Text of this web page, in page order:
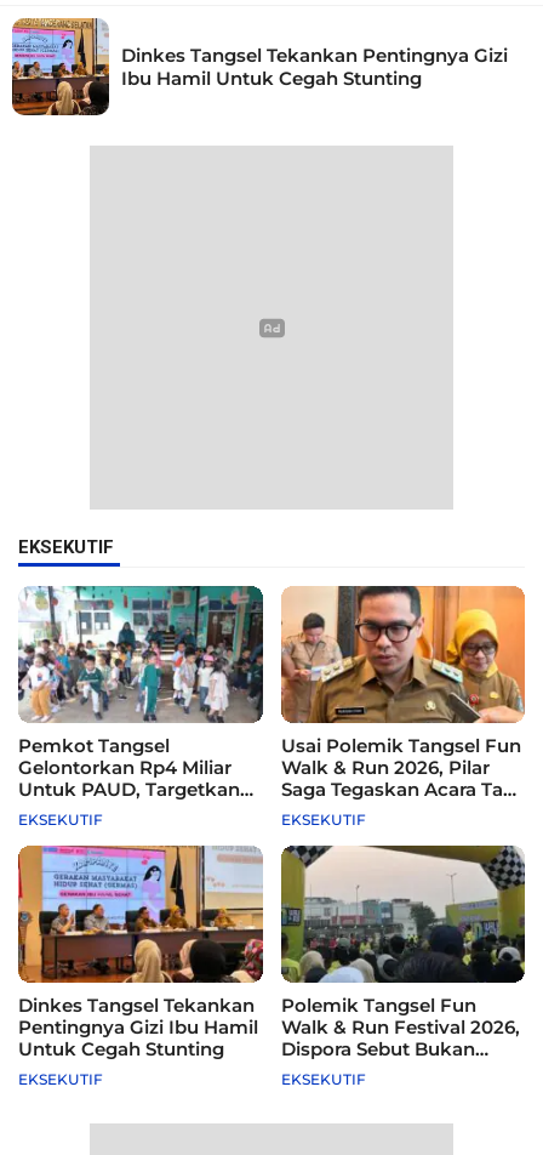
Dinkes Tangsel Tekankan Pentingnya Gizi
Ibu Hamil Untuk Cegah Stunting
EKSEKUTIF
Pemkot Tangsel
Gelontorkan Rp4 Miliar
Untuk PAUD, Targetkan
115 Sekolah
EKSEKUTIF
Usai Polemik Tangsel Fun
Walk & Run 2026, Pilar
Saga Tegaskan Acara Tak
Difasilitasi Pemkot
EKSEKUTIF
Dinkes Tangsel Tekankan
Pentingnya Gizi Ibu Hamil
Untuk Cegah Stunting
EKSEKUTIF
Polemik Tangsel Fun
Walk & Run Festival 2026,
Dispora Sebut Bukan
Agenda Pemkot
EKSEKUTIF